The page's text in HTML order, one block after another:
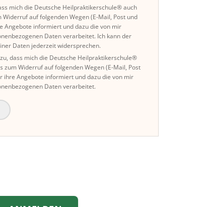
mich die Deutsche Heilpraktikerschule® auch
Widerruf auf folgenden Wegen (E-Mail, Post und
Angebote informiert und dazu die von mir
Daten verarbeitet. Ich kann der
Daten jederzeit widersprechen.
dass mich die Deutsche Heilpraktikerschule®
zum Widerruf auf folgenden Wegen (E-Mail, Post
ihre Angebote informiert und dazu die von mir
Daten verarbeitet.